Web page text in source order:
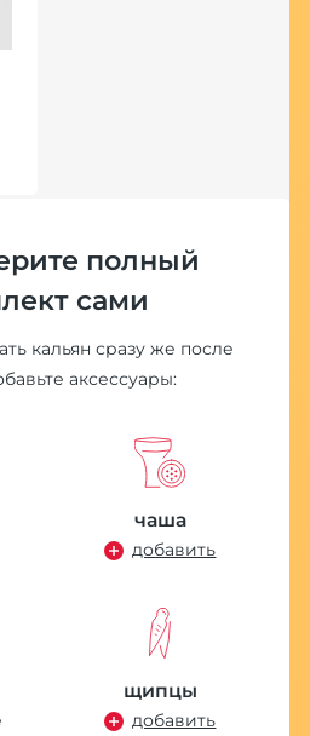
полный
сами
кальян сразу же после
аксессуары:
чаша
добавить
щипцы
добавить